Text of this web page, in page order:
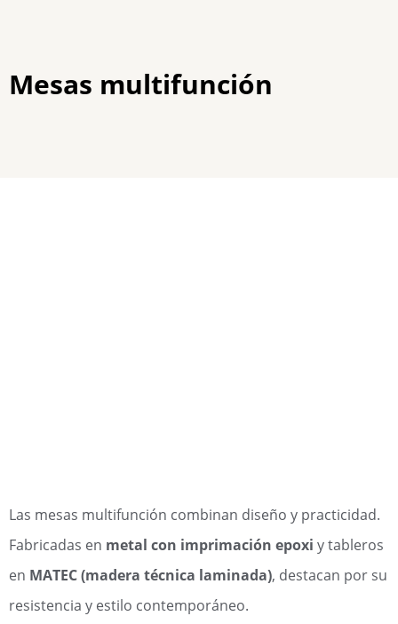
Mesas multifunción
Estás aquí:
Las mesas multifunción combinan diseño y practicidad.
Fabricadas en metal con imprimación epoxi y tableros
en MATEC (madera técnica laminada), destacan por su
resistencia y estilo contemporáneo.